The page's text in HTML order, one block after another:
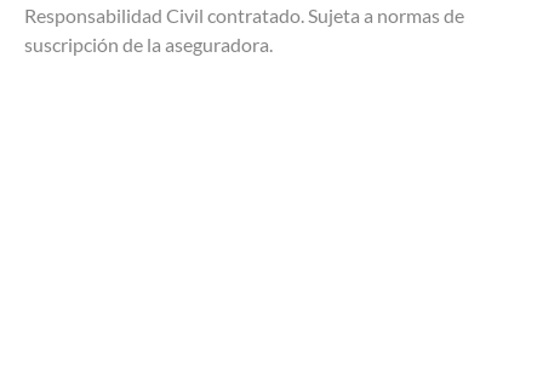
Responsabilidad Civil contratado. Sujeta a normas de
suscripción de la aseguradora.